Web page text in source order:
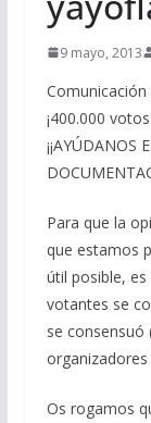
9 mayo, 2013
Comunicación
¡400.000
¡¡AYÚDANOS
Para que la
que estamos
útil posible, es
votantes se
se
Os rogamos